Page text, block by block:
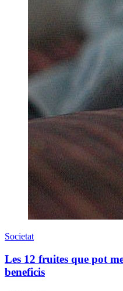
Societat
Les 12 fruites que pot
beneficis